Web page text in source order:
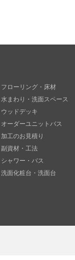
フローリング・床材
水まわり・洗面スペース
ウッドデッキ
オーダーユニットバス
加工のお見積り
副資材・工法
シャワー・バス
洗面化粧台・洗面台